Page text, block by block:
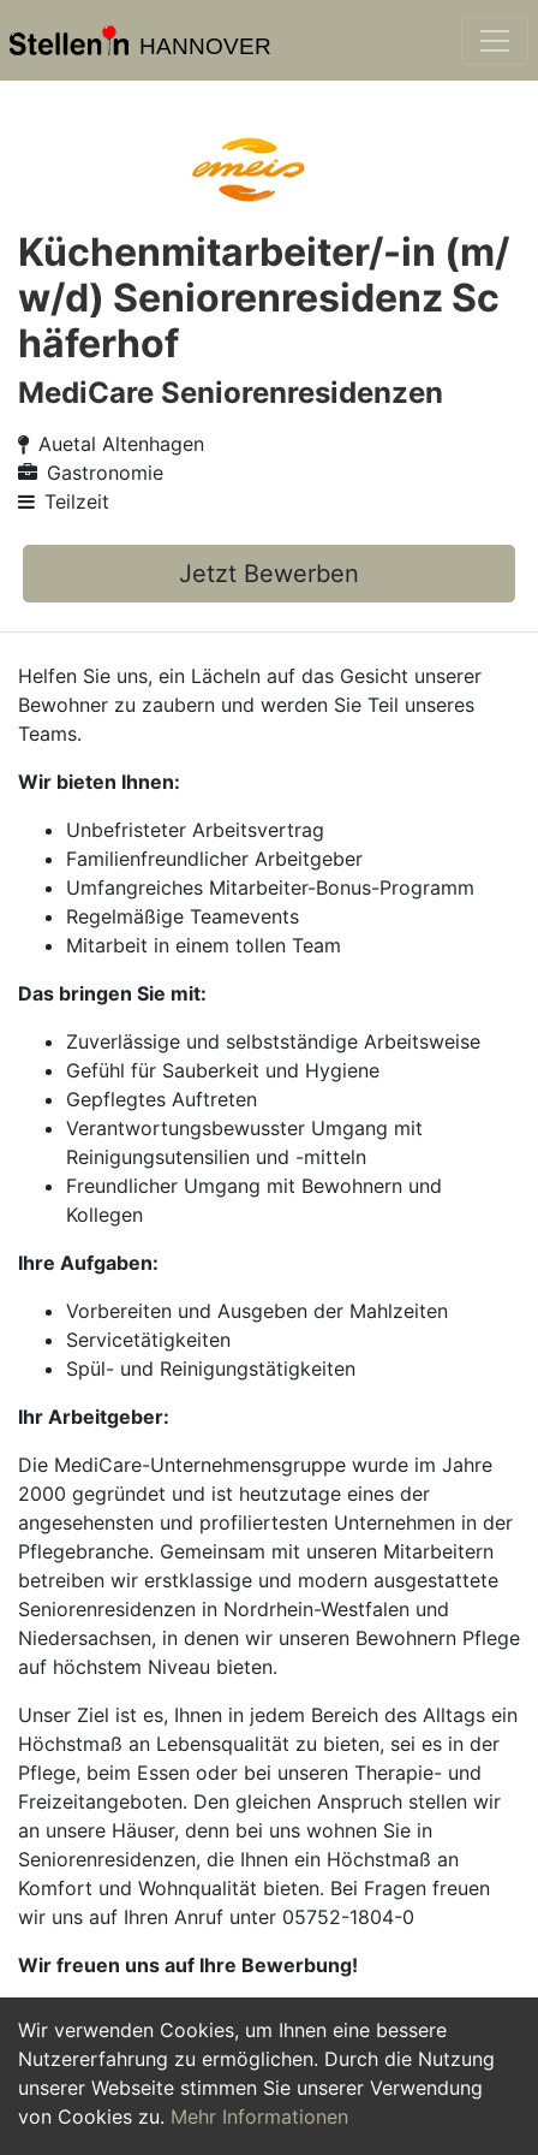
HANNOVER
Wir verwenden Cookies, um Ihnen eine bessere
Nutzererfahrung zu ermöglichen. Durch die Nutzung
unserer Webseite stimmen Sie unserer Verwendung
von Cookies zu. Mehr Informationen
Küchenmitarbeiter/-in (m/
w/d) Seniorenresidenz Sc
häferhof
MediCare Seniorenresidenzen
Auetal Altenhagen
Gastronomie
Teilzeit
Jetzt Bewerben
Helfen Sie uns, ein Lächeln auf das Gesicht unserer
Bewohner zu zaubern und werden Sie Teil unseres
Teams.
Wir bieten Ihnen:
Unbefristeter Arbeitsvertrag
Familienfreundlicher Arbeitgeber
Umfangreiches Mitarbeiter-Bonus-Programm
Regelmäßige Teamevents
Mitarbeit in einem tollen Team
Das bringen Sie mit:
Zuverlässige und selbstständige Arbeitsweise
Gefühl für Sauberkeit und Hygiene
Gepflegtes Auftreten
Verantwortungsbewusster Umgang mit
Reinigungsutensilien und -mitteln
Freundlicher Umgang mit Bewohnern und
Kollegen
Ihre Aufgaben:
Vorbereiten und Ausgeben der Mahlzeiten
Servicetätigkeiten
Spül- und Reinigungstätigkeiten
Ihr Arbeitgeber:
Die MediCare-Unternehmensgruppe wurde im Jahre
2000 gegründet und ist heutzutage eines der
angesehensten und profiliertesten Unternehmen in der
Pflegebranche. Gemeinsam mit unseren Mitarbeitern
betreiben wir erstklassige und modern ausgestattete
Seniorenresidenzen in Nordrhein-Westfalen und
Niedersachsen, in denen wir unseren Bewohnern Pflege
auf höchstem Niveau bieten.
Unser Ziel ist es, Ihnen in jedem Bereich des Alltags ein
Höchstmaß an Lebensqualität zu bieten, sei es in der
Pflege, beim Essen oder bei unseren Therapie- und
Freizeitangeboten. Den gleichen Anspruch stellen wir
an unsere Häuser, denn bei uns wohnen Sie in
Seniorenresidenzen, die Ihnen ein Höchstmaß an
Komfort und Wohnqualität bieten. Bei Fragen freuen
wir uns auf Ihren Anruf unter 05752-1804-0
Wir freuen uns auf Ihre Bewerbung!
Jetzt Bewerben